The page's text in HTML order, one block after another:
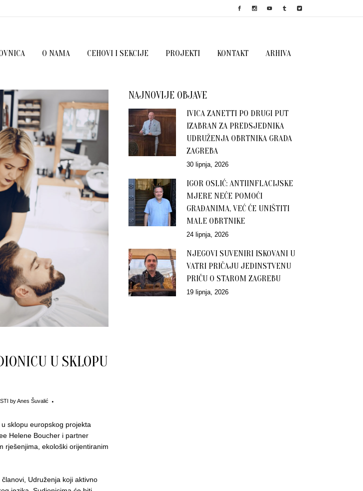
O NAMA CEHOVI I SEKCIJE PROJEKTI KONTAKT ARHIVA
U SKLOPU
byAnes Šuvalić
sklopu europskog projekta
Helene Boucher i partner
rješenjima, ekološki orijentiranim
Udruženja koji aktivno
NAJNOVIJE OBJAVE
IVICA ZANETTI PO DRUGI PUT
IZABRAN ZA PREDSJEDNIKA
UDRUŽENJA OBRTNIKA GRADA
ZAGREBA
30 lipnja, 2026
IGOR OSLIĆ: ANTIINFLACIJSKE
MJERE NEĆE POMOĆI
GRAĐANIMA, VEĆ ĆE UNIŠTITI
MALE OBRTNIKE
24 lipnja, 2026
NJEGOVI SUVENIRI ISKOVANI U
VATRI PRIČAJU JEDINSTVENU
PRIČU O STAROM ZAGREBU
19 lipnja, 2026